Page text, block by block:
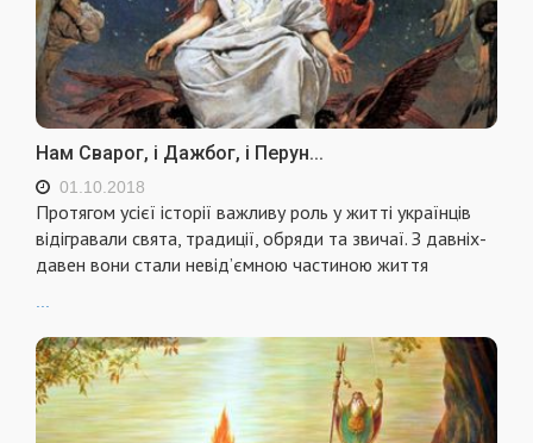
Нам Сварог, і Дажбог, і Перун...
01.10.2018
Протягом усієї історії важливу роль у житті українців
відігравали свята, традиції, обряди та звичаї. З давніх-
давен вони стали невід’ємною частиною життя
...